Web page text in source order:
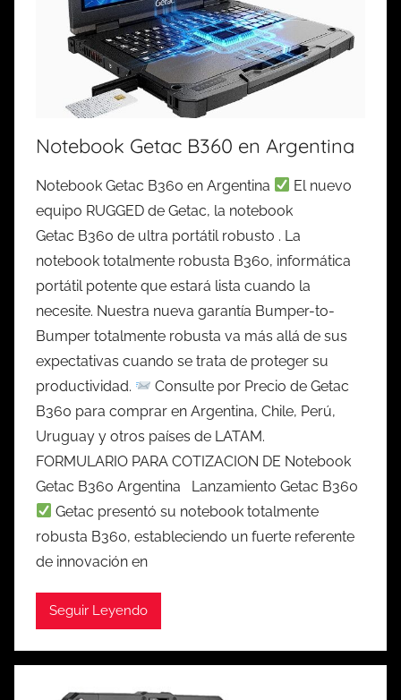
Notebook Getac B360 en Argentina
Notebook Getac B360 en Argentina
El nuevo
equipo RUGGED de Getac, la notebook
Getac B360 de ultra portátil robusto . La
notebook totalmente robusta B360, informática
portátil potente que estará lista cuando la
necesite. Nuestra nueva garantía Bumper-to-
Bumper totalmente robusta va más allá de sus
expectativas cuando se trata de proteger su
productividad.
Consulte por Precio de Getac
B360 para comprar en Argentina, Chile, Perú,
Uruguay y otros países de LATAM.
FORMULARIO PARA COTIZACION DE Notebook
Getac B360 Argentina Lanzamiento Getac B360
Getac presentó su notebook totalmente
robusta B360, estableciendo un fuerte referente
de innovación en
Seguir Leyendo